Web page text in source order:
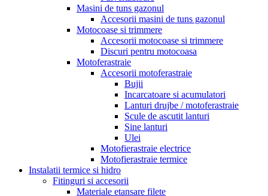
Masini de tuns gazonul
Accesorii masini de tuns gazonul
Motocoase si trimmere
Accesorii motocoase si trimmere
Discuri pentru motocoasa
Motoferastraie
Accesorii motoferastraie
Bujii
Incarcatoare si acumulatori
Lanturi drujbe / motoferastraie
Scule de ascutit lanturi
Sine lanturi
Ulei
Motofierastraie electrice
Motofierastraie termice
Instalatii termice si hidro
Fitinguri si accesorii
Materiale etansare filete